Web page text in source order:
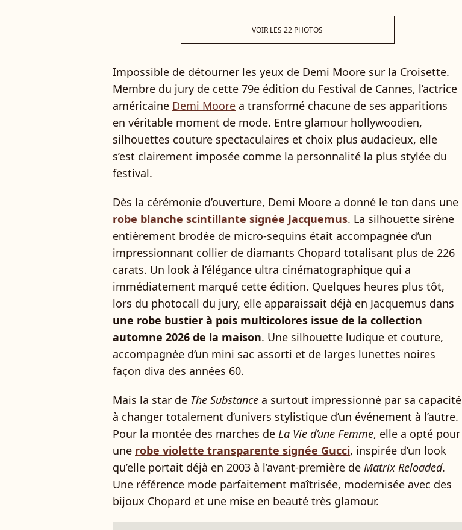
VOIR LES 22 PHOTOS
Impossible de détourner les yeux de Demi Moore sur la Croisette.
Membre du jury de cette 79e édition du Festival de Cannes, l’actrice
américaine Demi Moore a transformé chacune de ses apparitions
en véritable moment de mode. Entre glamour hollywoodien,
silhouettes couture spectaculaires et choix plus audacieux, elle
s’est clairement imposée comme la personnalité la plus stylée du
festival.
Dès la cérémonie d’ouverture, Demi Moore a donné le ton dans une
robe blanche scintillante signée Jacquemus. La silhouette sirène
entièrement brodée de micro-sequins était accompagnée d’un
impressionnant collier de diamants Chopard totalisant plus de 226
carats. Un look à l’élégance ultra cinématographique qui a
immédiatement marqué cette édition. Quelques heures plus tôt,
lors du photocall du jury, elle apparaissait déjà en Jacquemus dans
une robe bustier à pois multicolores issue de la collection
automne 2026 de la maison. Une silhouette ludique et couture,
accompagnée d’un mini sac assorti et de larges lunettes noires
façon diva des années 60.
Mais la star de The Substance a surtout impressionné par sa capacité
à changer totalement d’univers stylistique d’un événement à l’autre.
Pour la montée des marches de La Vie d’une Femme, elle a opté pour
une robe violette transparente signée Gucci, inspirée d’un look
qu’elle portait déjà en 2003 à l’avant-première de Matrix Reloaded.
Une référence mode parfaitement maîtrisée, modernisée avec des
bijoux Chopard et une mise en beauté très glamour.